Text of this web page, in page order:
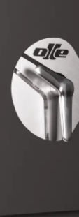
Nombre*
Correo electrónico *
web en este